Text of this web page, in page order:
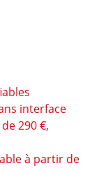
interface
290 €,
à partir de